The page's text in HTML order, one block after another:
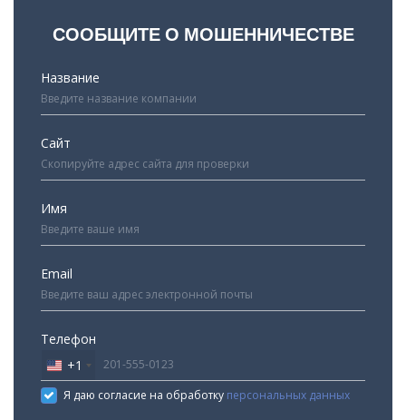
СООБЩИТЕ О МОШЕННИЧЕСТВЕ
Название
Сайт
Имя
Email
Телефон
United
States
+1
+1
Я даю согласие на обработку персональных данных